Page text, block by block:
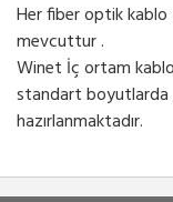
Her fiber optik kablo
mevcuttur .
Winet İç ortam
standart boyutlarda
hazırlanmaktadır.